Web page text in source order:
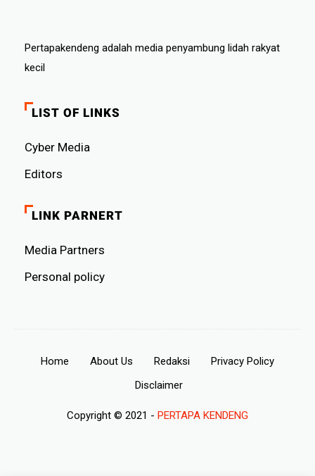
Pertapakendeng adalah media penyambung lidah rakyat
kecil
LIST OF LINKS
Cyber ​​Media
Editors
LINK PARNERT
Media Partners
Personal policy
Home About Us Redaksi
Privacy Policy
Disclaimer
Copyright © 2021 - PERTAPA KENDENG